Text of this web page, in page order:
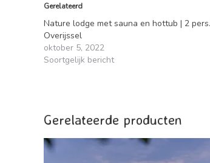
Gerelateerd
Nature lodge met sauna en hottub | 2
Overijssel
oktober 5, 2022
Soortgelijk bericht
Gerelateerde producten